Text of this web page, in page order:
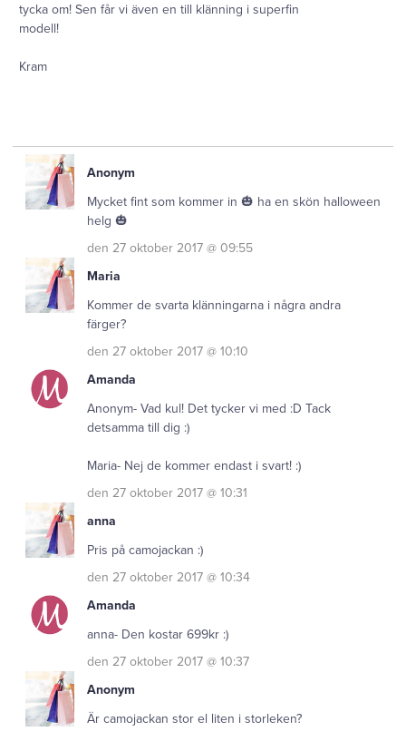
tycka om! Sen får vi även en till klänning i superfin
modell!
Kram
Anonym
Mycket fint som kommer in 🎃 ha en skön halloween
helg 🎃
den 27 oktober 2017 @ 09:55
Maria
Kommer de svarta klänningarna i några andra
färger?
den 27 oktober 2017 @ 10:10
Amanda
Anonym- Vad kul! Det tycker vi med :D Tack
detsamma till dig :)
Maria- Nej de kommer endast i svart! :)
den 27 oktober 2017 @ 10:31
anna
Pris på camojackan :)
den 27 oktober 2017 @ 10:34
Amanda
anna- Den kostar 699kr :)
den 27 oktober 2017 @ 10:37
Anonym
Är camojackan stor el liten i storleken?